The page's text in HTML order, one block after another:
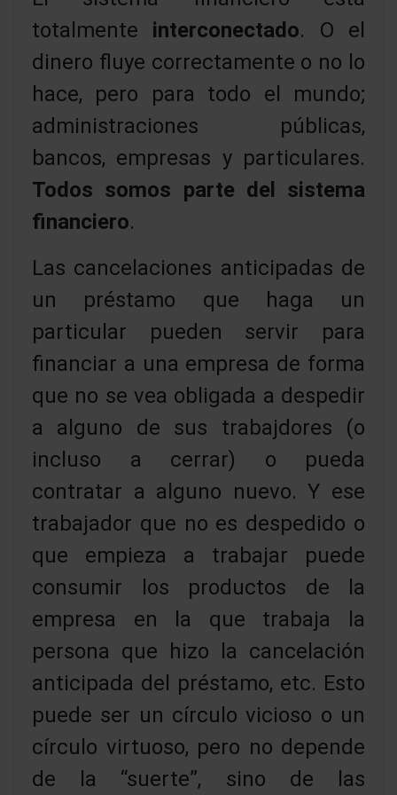
totalmente interconectado. O el
dinero fluye correctamente o no lo
hace, pero para todo el mundo;
administraciones públicas,
bancos, empresas y particulares.
Todos somos parte del sistema
financiero.
Las cancelaciones anticipadas de
un préstamo que haga un
particular pueden servir para
financiar a una empresa de forma
que no se vea obligada a despedir
a alguno de sus trabajdores (o
incluso a cerrar) o pueda
contratar a alguno nuevo. Y ese
trabajador que no es despedido o
que empieza a trabajar puede
consumir los productos de la
empresa en la que trabaja la
persona que hizo la cancelación
anticipada del préstamo, etc. Esto
puede ser un círculo vicioso o un
círculo virtuoso, pero no depende
de la “suerte”, sino de las